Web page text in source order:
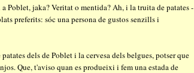
a Poblet, jaka? Veritat o mentida? Ah, i la truita de patates -
preferits: sóc una persona de gustos senzills i
dels de Poblet i la cervesa dels belgues, potser que
Que, t'aviso quan es produeixi i fem una estada de